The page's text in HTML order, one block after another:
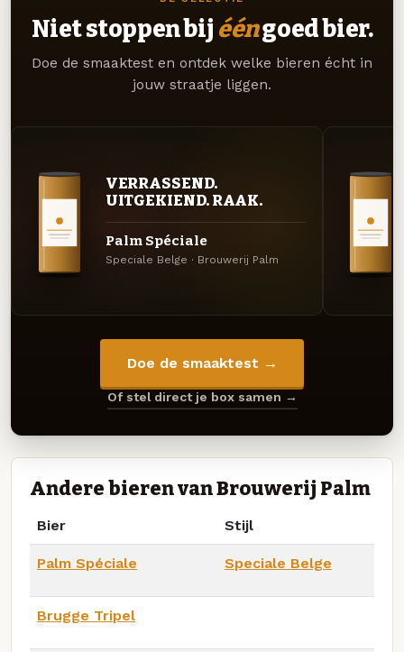
Niet stoppen bij ééngoed bier.
Doe de smaaktest en ontdek welke bieren écht in
jouw straatje liggen.
VERRASSEND.
UITGEKIEND. RAAK.
Palm Spéciale
Speciale Belge · Brouwerij Palm
Doe de smaaktest →
Of stel direct je box samen →
Andere bieren van Brouwerij Palm
Bier Stijl
Palm Spéciale Speciale Belge
Brugge Tripel